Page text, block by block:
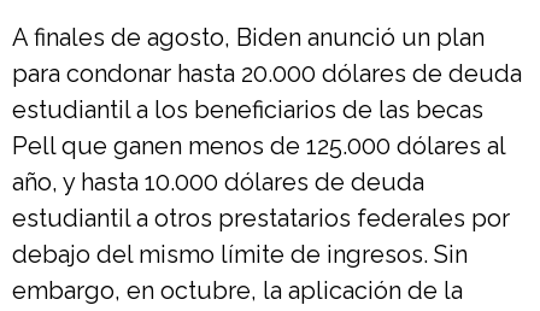
A finales de agosto, Biden anunció un plan
para condonar hasta 20.000 dólares de deuda
estudiantil a los beneficiarios de las becas
Pell que ganen menos de 125.000 dólares al
año, y hasta 10.000 dólares de deuda
estudiantil a otros prestatarios federales por
debajo del mismo límite de ingresos. Sin
embargo, en octubre, la aplicación de la